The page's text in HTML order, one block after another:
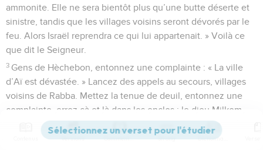
ammonite. Elle ne sera bientôt plus qu’une butte déserte et
sinistre, tandis que les villages voisins seront dévorés par le
feu. Alors Israël reprendra ce qui lui appartenait. » Voilà ce
que dit le Seigneur.
3 Gens de Hèchebon, entonnez une complainte : « La ville
d’Aï est dévastée. » Lancez des appels au secours, villages
voisins de Rabba. Mettez la tenue de deuil, entonnez une
complainte, errez çà et là dans les enclos : le dieu Milkom
part en exil avec ses prêtres et avec ses princes.
Ah, Rabba, fille rebelle ! tu te vantais de ta vallée, de ta
Versions Commentaires Strong